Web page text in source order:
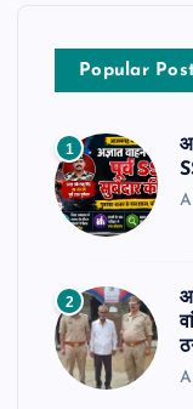
Popular
1
2